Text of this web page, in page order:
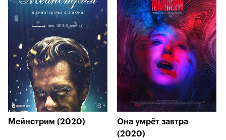
Мейнстрим (2020)
Она умрёт завтра
(2020)